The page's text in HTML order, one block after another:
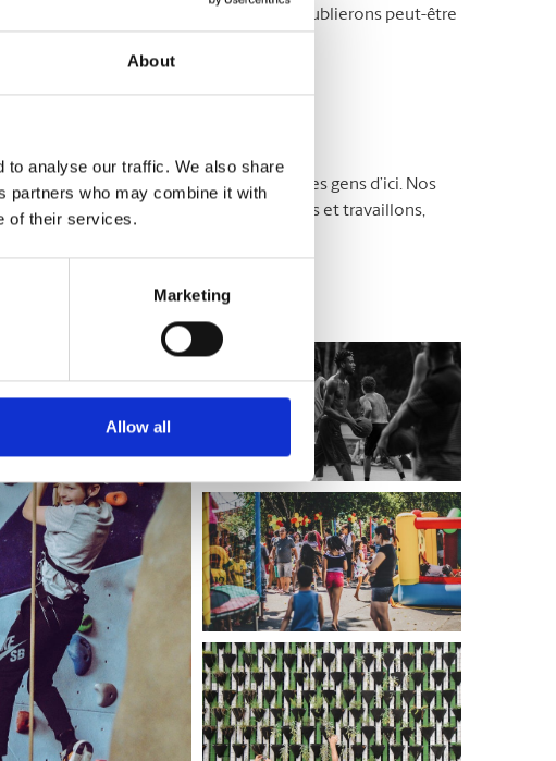
About
to analyse our traffic. We also share
partners who may combine it with
of their services.
Marketing
Allow all
Avec votre consentement, nous publierons peut-être
franchises détenues et exploitées par des gens d’ici. Nos
Après tout, c’est ici que nous vivons et travaillons,
offrons pour vous simplifier la vie !